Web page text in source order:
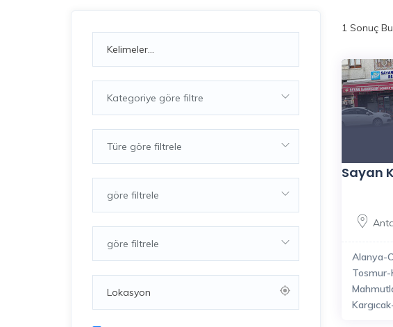
Kategoriye göre filtre
Türe göre filtrele
göre filtrele
göre filtrele
1 Sonuç
Sayan
Alanya-